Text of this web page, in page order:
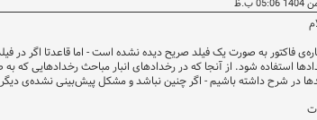
فاکتور به صورت یک فیلد صریح دیده نشده است - اما قاعدتا اگر در
استفاده شود. از آنجا که در رخدادهای انبار مباحث
در شرح داشته باشیم - اگر چنین نباشد و مشکل پیش‌بینی نشده‌ی